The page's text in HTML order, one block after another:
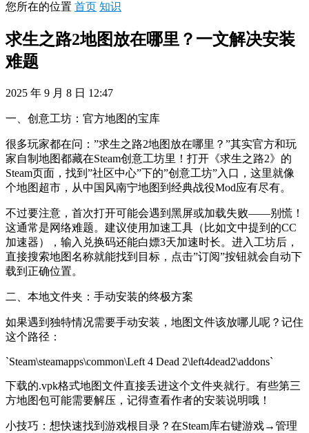
您所在的位置 首页 知识
求生之路2地图放在哪里？一文解决安装
难题
2025 年 9 月 8 日 12:47
一、创意工坊：官方地图的宝库
很多玩家都在问：”求生之路2地图放在哪里？”其实官方和玩
家自制地图都藏在Steam创意工坊里！打开《求生之路2》的
Steam页面，找到”社区中心”下的”创意工坊”入口，这里就像
个地图超市，从中国风南宁地图到经典战役Mod应有尽有。
不过要注意，首次打开可能会遇到黑屏或加载失败——别慌！
这通常是网络难题。建议使用加速工具（比如文中提到的CC
加速器），输入兑换码还能白嫖3天加速时长。进入工坊后，
直接搜索地图名称就能找到目标，点击”订阅”按钮就会自动下
载到正确位置。
二、本地文件夹：手动安装的终极方案
如果遇到独特情况需要手动安装，地图文件该放哪儿呢？记住
这个路径：
`Steam\steamapps\common\Left 4 Dead 2\left4dead2\addons`
下载的.vpk格式地图文件直接丢进这个文件夹就行。有些第三
方地图包可能需要解压，记得查看作者的安装说明哦！
小技巧：想快速找到游戏根目录？在Steam库右键游戏→管理